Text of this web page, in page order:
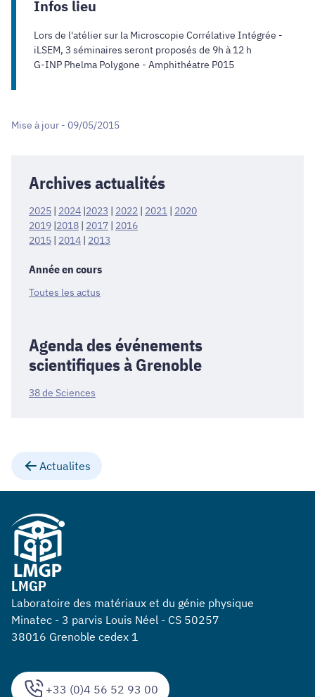
Infos lieu
Lors de l'atélier sur la Microscopie Corrélative Intégrée -
iLSEM, 3 séminaires seront proposés de 9h à 12 h
G-INP Phelma Polygone - Amphithéatre P015
Mise à jour - 09/05/2015
Archives actualités
2025 | 2024 |2023 | 2022 | 2021 | 2020
2019 |2018 | 2017 | 2016
2015 | 2014 | 2013
Année en cours
Toutes les actus
Agenda des événements
scientifiques à Grenoble
38 de Sciences
Actualites
+33 (0)4 56 52 93 00
LMGP
Laboratoire des matériaux et du génie physique
Minatec - 3 parvis Louis Néel - CS 50257
38016 Grenoble cedex 1